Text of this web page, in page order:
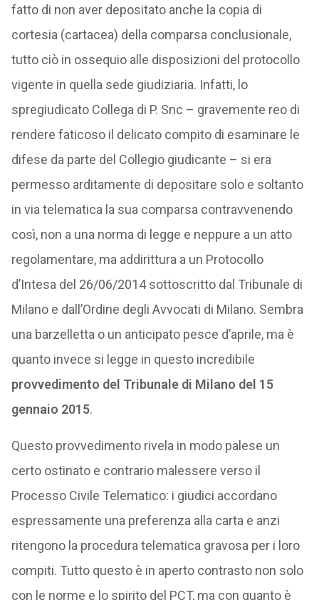
fatto di non aver depositato anche la copia di
cortesia (cartacea) della comparsa conclusionale,
tutto ciò in ossequio alle disposizioni del protocollo
vigente in quella sede giudiziaria. Infatti, lo
spregiudicato Collega di P. Snc – gravemente reo di
rendere faticoso il delicato compito di esaminare le
difese da parte del Collegio giudicante – si era
permesso arditamente di depositare solo e soltanto
in via telematica la sua comparsa contravvenendo
così, non a una norma di legge e neppure a un atto
regolamentare, ma addirittura a un Protocollo
d’Intesa del 26/06/2014 sottoscritto dal Tribunale di
Milano e dall’Ordine degli Avvocati di Milano. Sembra
una barzelletta o un anticipato pesce d’aprile, ma è
quanto invece si legge in questo incredibile
provvedimento del Tribunale di Milano del 15
gennaio 2015.
Questo provvedimento rivela in modo palese un
certo ostinato e contrario malessere verso il
Processo Civile Telematico: i giudici accordano
espressamente una preferenza alla carta e anzi
ritengono la procedura telematica gravosa per i loro
compiti. Tutto questo è in aperto contrasto non solo
con le norme e lo spirito del PCT, ma con quanto è